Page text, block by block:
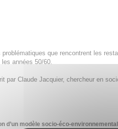
que rencontrent les
années 50/60.
par Claude Jacquier, chercheur en
d’un modèle socio-éco-